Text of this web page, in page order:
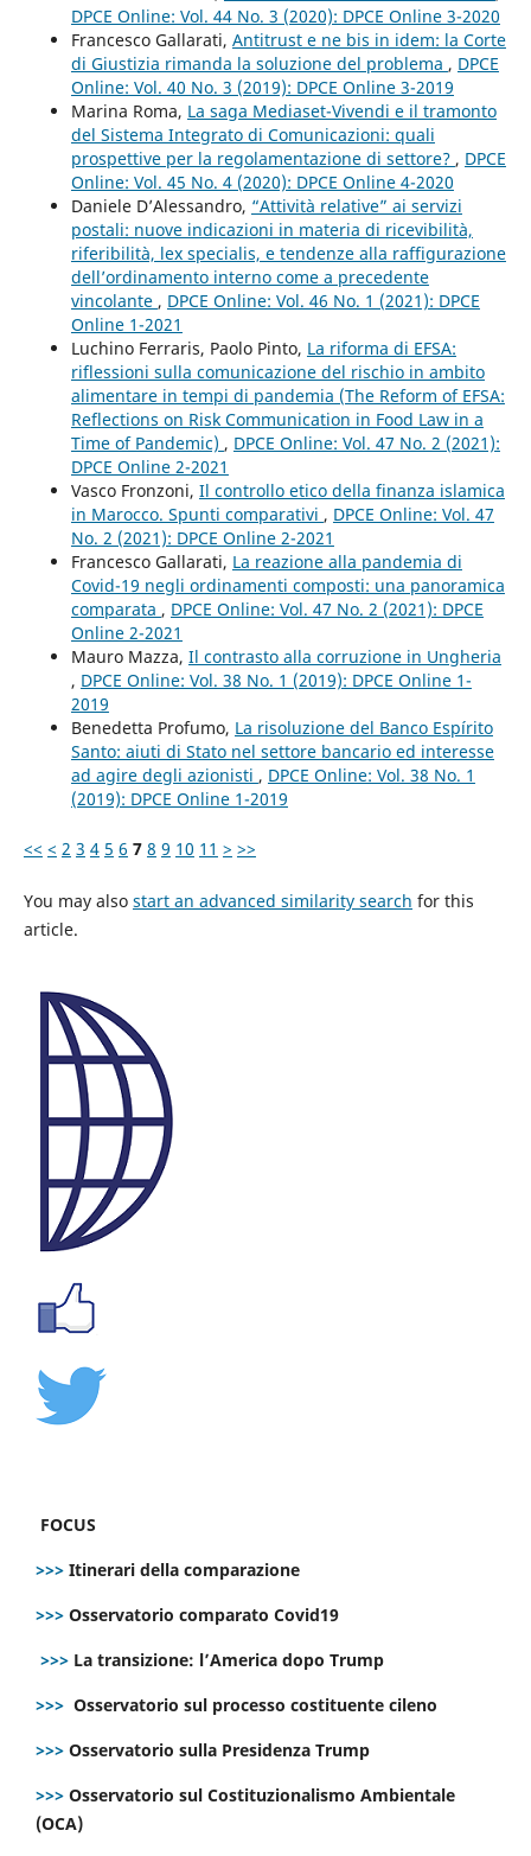
DPCE Online: Vol. 44 No. 3 (2020): DPCE Online 3-2020
Francesco Gallarati, Antitrust e ne bis in idem: la Corte
di Giustizia rimanda la soluzione del problema , DPCE
Online: Vol. 40 No. 3 (2019): DPCE Online 3-2019
Marina Roma, La saga Mediaset-Vivendi e il tramonto
del Sistema Integrato di Comunicazioni: quali
prospettive per la regolamentazione di settore? , DPCE
Online: Vol. 45 No. 4 (2020): DPCE Online 4-2020
Daniele D’Alessandro, “Attività relative” ai servizi
postali: nuove indicazioni in materia di ricevibilità,
riferibilità, lex specialis, e tendenze alla raffigurazione
dell’ordinamento interno come a precedente
vincolante , DPCE Online: Vol. 46 No. 1 (2021): DPCE
Online 1-2021
Luchino Ferraris, Paolo Pinto, La riforma di EFSA:
riflessioni sulla comunicazione del rischio in ambito
alimentare in tempi di pandemia (The Reform of EFSA:
Reflections on Risk Communication in Food Law in a
Time of Pandemic) , DPCE Online: Vol. 47 No. 2 (2021):
DPCE Online 2-2021
Vasco Fronzoni, Il controllo etico della finanza islamica
in Marocco. Spunti comparativi , DPCE Online: Vol. 47
No. 2 (2021): DPCE Online 2-2021
Francesco Gallarati, La reazione alla pandemia di
Covid-19 negli ordinamenti composti: una panoramica
comparata , DPCE Online: Vol. 47 No. 2 (2021): DPCE
Online 2-2021
Mauro Mazza, Il contrasto alla corruzione in Ungheria
, DPCE Online: Vol. 38 No. 1 (2019): DPCE Online 1-
2019
Benedetta Profumo, La risoluzione del Banco Espírito
Santo: aiuti di Stato nel settore bancario ed interesse
ad agire degli azionisti , DPCE Online: Vol. 38 No. 1
(2019): DPCE Online 1-2019
<< < 2 3 4 5 6 7 8 9 10 11 > >>
You may also start an advanced similarity search for this
article.
FOCUS
>>> Itinerari della comparazione
>>> Osservatorio comparato Covid19
>>> La transizione: l’America dopo Trump
>>> Osservatorio sul processo costituente cileno
>>> Osservatorio sulla Presidenza Trump
>>> Osservatorio sul Costituzionalismo Ambientale
(OCA)